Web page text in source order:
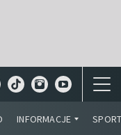
INFORMACJE